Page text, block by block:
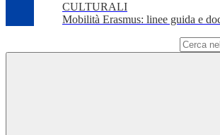
CULTURALI
Mobilità Erasmus: linee guida e